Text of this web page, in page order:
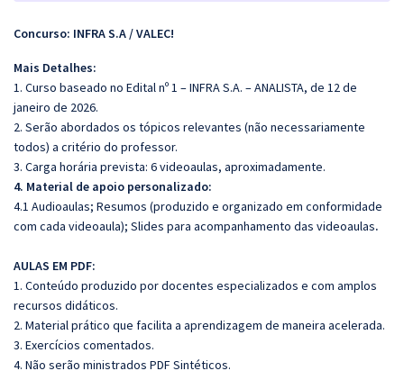
Concurso: INFRA S.A / VALEC!
Mais Detalhes:
1. Curso baseado no Edital nº 1 – INFRA S.A. – ANALISTA, de 12 de
janeiro de 2026.
2. Serão abordados os tópicos relevantes (não necessariamente
todos) a critério do professor.
3. Carga horária prevista: 6 videoaulas, aproximadamente.
4. Material de apoio personalizado:
4.1 Audioaulas; Resumos (produzido e organizado em conformidade
com cada videoaula); Slides para acompanhamento das videoaulas.
AULAS EM PDF:
1. Conteúdo produzido por docentes especializados e com amplos
recursos didáticos.
2. Material prático que facilita a aprendizagem de maneira acelerada.
3. Exercícios comentados.
4. Não serão ministrados PDF Sintéticos.